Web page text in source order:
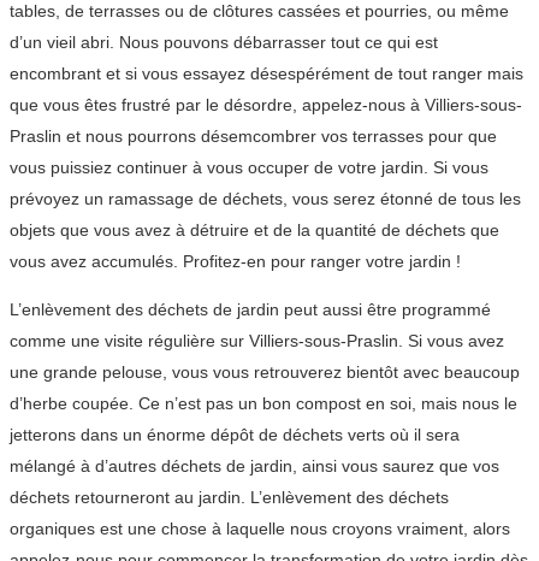
tables, de terrasses ou de clôtures cassées et pourries, ou même
d’un vieil abri. Nous pouvons débarrasser tout ce qui est
encombrant et si vous essayez désespérément de tout ranger mais
que vous êtes frustré par le désordre, appelez-nous à Villiers-sous-
Praslin et nous pourrons désemcombrer vos terrasses pour que
vous puissiez continuer à vous occuper de votre jardin. Si vous
prévoyez un ramassage de déchets, vous serez étonné de tous les
objets que vous avez à détruire et de la quantité de déchets que
vous avez accumulés. Profitez-en pour ranger votre jardin !
L’enlèvement des déchets de jardin peut aussi être programmé
comme une visite régulière sur Villiers-sous-Praslin. Si vous avez
une grande pelouse, vous vous retrouverez bientôt avec beaucoup
d’herbe coupée. Ce n’est pas un bon compost en soi, mais nous le
jetterons dans un énorme dépôt de déchets verts où il sera
mélangé à d’autres déchets de jardin, ainsi vous saurez que vos
déchets retourneront au jardin. L’enlèvement des déchets
organiques est une chose à laquelle nous croyons vraiment, alors